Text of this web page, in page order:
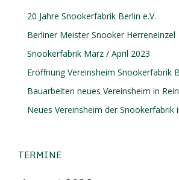
20 Jahre Snookerfabrik Berlin e.V.
Berliner Meister Snooker Herreneinzel
Snookerfabrik März / April 2023
Eröffnung Vereinsheim Snookerfabrik
Bauarbeiten neues Vereinsheim in
Neues Vereinsheim der Snookerfabrik
TERMINE